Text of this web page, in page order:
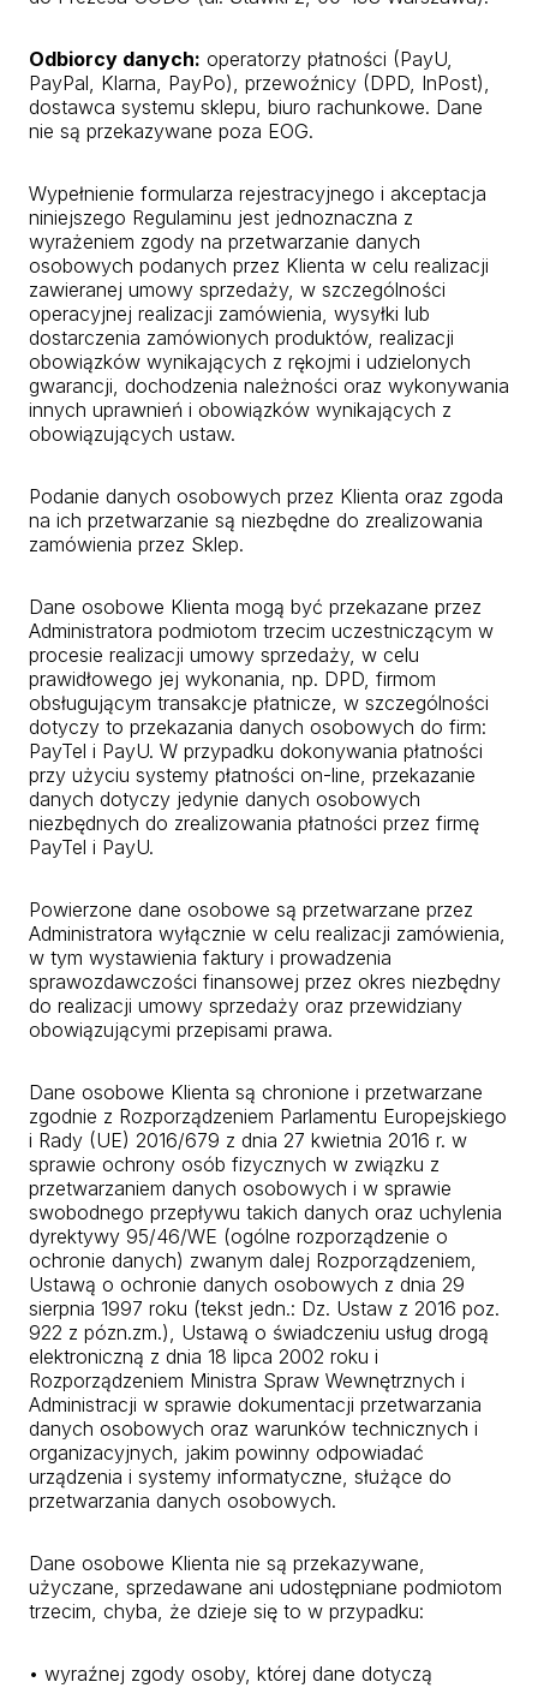
Odbiorcy danych: operatorzy płatności (PayU,
PayPal, Klarna, PayPo), przewoźnicy (DPD, InPost),
dostawca systemu sklepu, biuro rachunkowe. Dane
nie są przekazywane poza EOG.
Wypełnienie formularza rejestracyjnego i akceptacja
niniejszego Regulaminu jest jednoznaczna z
wyrażeniem zgody na przetwarzanie danych
osobowych podanych przez Klienta w celu realizacji
zawieranej umowy sprzedaży, w szczególności
operacyjnej realizacji zamówienia, wysyłki lub
dostarczenia zamówionych produktów, realizacji
obowiązków wynikających z rękojmi i udzielonych
gwarancji, dochodzenia należności oraz wykonywania
innych uprawnień i obowiązków wynikających z
obowiązujących ustaw.
Podanie danych osobowych przez Klienta oraz zgoda
na ich przetwarzanie są niezbędne do zrealizowania
zamówienia przez Sklep.
Dane osobowe Klienta mogą być przekazane przez
Administratora podmiotom trzecim uczestniczącym w
procesie realizacji umowy sprzedaży, w celu
prawidłowego jej wykonania, np. DPD, firmom
obsługującym transakcje płatnicze, w szczególności
dotyczy to przekazania danych osobowych do firm:
PayTel i PayU. W przypadku dokonywania płatności
przy użyciu systemy płatności on-line, przekazanie
danych dotyczy jedynie danych osobowych
niezbędnych do zrealizowania płatności przez firmę
PayTel i PayU.
Powierzone dane osobowe są przetwarzane przez
Administratora wyłącznie w celu realizacji zamówienia,
w tym wystawienia faktury i prowadzenia
sprawozdawczości finansowej przez okres niezbędny
do realizacji umowy sprzedaży oraz przewidziany
obowiązującymi przepisami prawa.
Dane osobowe Klienta są chronione i przetwarzane
zgodnie z Rozporządzeniem Parlamentu Europejskiego
i Rady (UE) 2016/679 z dnia 27 kwietnia 2016 r. w
sprawie ochrony osób fizycznych w związku z
przetwarzaniem danych osobowych i w sprawie
swobodnego przepływu takich danych oraz uchylenia
dyrektywy 95/46/WE (ogólne rozporządzenie o
ochronie danych) zwanym dalej Rozporządzeniem,
Ustawą o ochronie danych osobowych z dnia 29
sierpnia 1997 roku (tekst jedn.: Dz. Ustaw z 2016 poz.
922 z pózn.zm.), Ustawą o świadczeniu usług drogą
elektroniczną z dnia 18 lipca 2002 roku i
Rozporządzeniem Ministra Spraw Wewnętrznych i
Administracji w sprawie dokumentacji przetwarzania
danych osobowych oraz warunków technicznych i
organizacyjnych, jakim powinny odpowiadać
urządzenia i systemy informatyczne, służące do
przetwarzania danych osobowych.
Dane osobowe Klienta nie są przekazywane,
użyczane, sprzedawane ani udostępniane podmiotom
trzecim, chyba, że dzieje się to w przypadku:
• wyraźnej zgody osoby, której dane dotyczą